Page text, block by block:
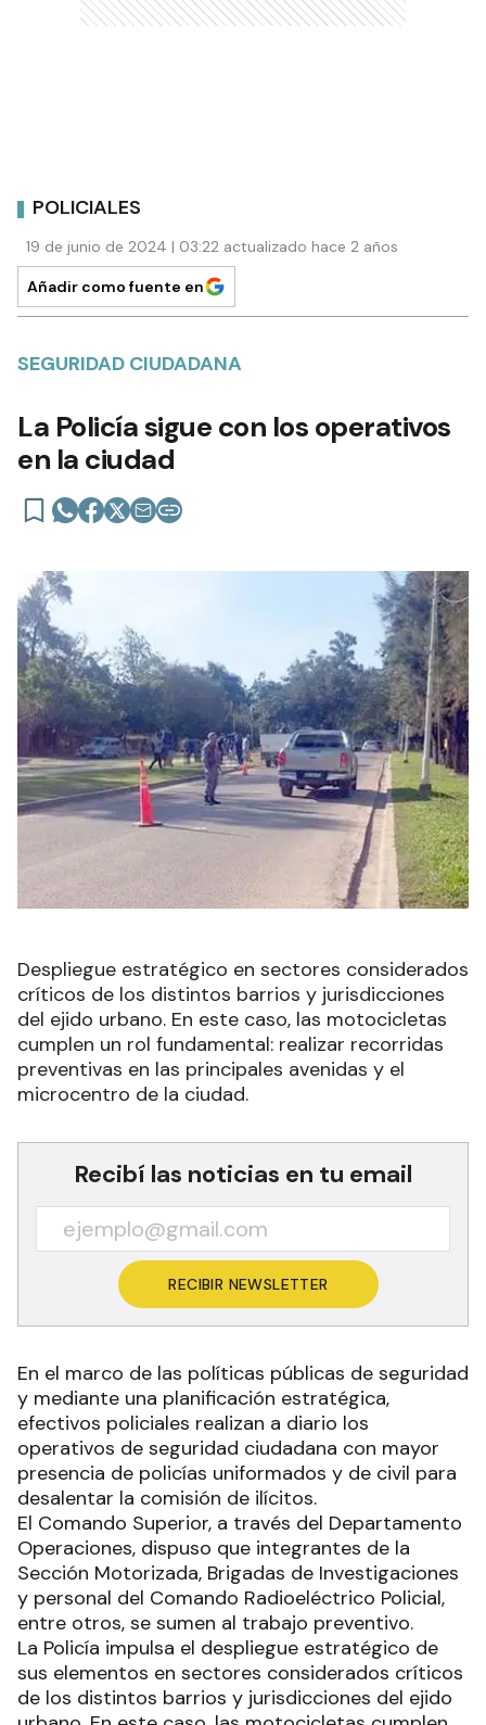
POLICIALES
19 de junio de 2024 | 03:22 actualizado hace 2 años
Añadir como fuente en
SEGURIDAD CIUDADANA
La Policía sigue con los operativos
en la ciudad
Despliegue estratégico en sectores considerados
críticos de los distintos barrios y jurisdicciones
del ejido urbano. En este caso, las motocicletas
cumplen un rol fundamental: realizar recorridas
preventivas en las principales avenidas y el
microcentro de la ciudad.
Recibí las noticias en tu email
RECIBIR NEWSLETTER
En el marco de las políticas públicas de seguridad
y mediante una planificación estratégica,
efectivos policiales realizan a diario los
operativos de seguridad ciudadana con mayor
presencia de policías uniformados y de civil para
desalentar la comisión de ilícitos.
El Comando Superior, a través del Departamento
Operaciones, dispuso que integrantes de la
Sección Motorizada, Brigadas de Investigaciones
y personal del Comando Radioeléctrico Policial,
entre otros, se sumen al trabajo preventivo.
La Policía impulsa el despliegue estratégico de
sus elementos en sectores considerados críticos
de los distintos barrios y jurisdicciones del ejido